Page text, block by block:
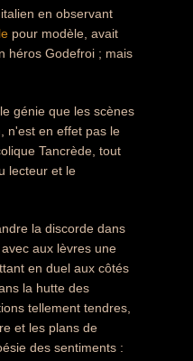
en observant
pour modèle, avait
héros Godefroi ; mais
génie que les scènes
n'est en effet pas le
Tancrède, tout
lecteur et le
la discorde dans
aux lèvres une
en duel aux côtés
la hutte des
tellement tendres,
et les plans de
des sentiments :